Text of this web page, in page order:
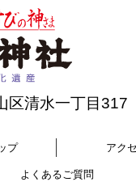
区清水一丁目317
プ アク
よくあるご質問